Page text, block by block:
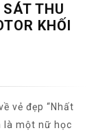
THU
KHỐI
vẻ đẹp “Nhất
là một nữ học